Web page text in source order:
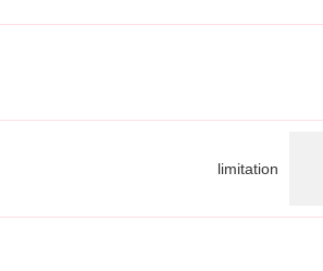
limitation